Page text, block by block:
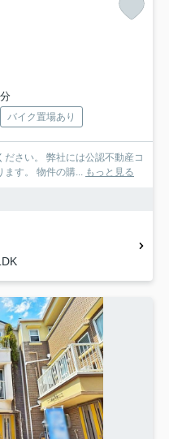
バイク置場あり
認不動産コ
す。 物件の購...
もっと見る